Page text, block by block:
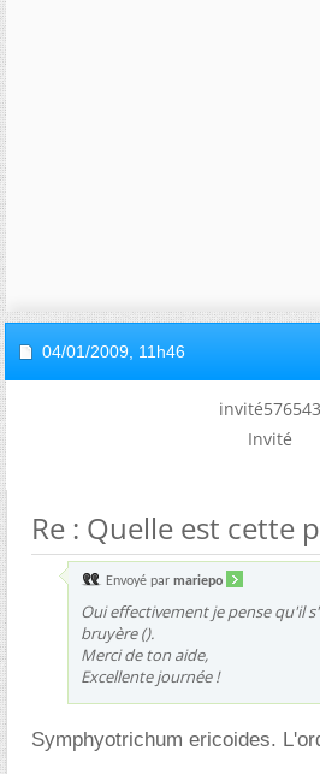
04/01/2009, 11h46
invité576543
Invité
Re : Quelle est cette
Envoyé par mariepo
Oui effectivement je pense qu'il
bruyère ().
Merci de ton aide,
Excellente journée !
Symphyotrichum ericoides.